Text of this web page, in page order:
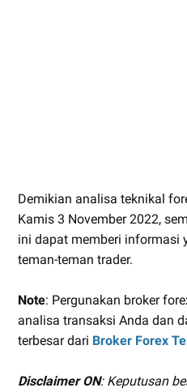
Demikian analisa teknikal
Kamis 3 November 2022,
ini dapat memberi informasi
teman-teman trader.
Note: Pergunakan broker
analisa transaksi Anda dan
terbesar dari Broker Forex
Disclaimer ON: Keputusan